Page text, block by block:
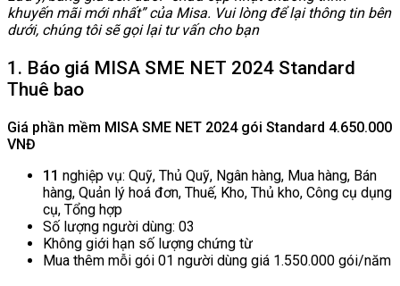
khuyến mãi mới nhất” của Misa. Vui lòng để lại thông tin bên
dưới, chúng tôi sẽ gọi lại tư vấn cho bạn
1. Báo giá MISA SME NET 2024 Standard
Thuê bao
Giá phần mềm MISA SME NET 2024 gói Standard 4.650.000
VNĐ
11 nghiệp vụ: Quỹ, Thủ Quỹ, Ngân hàng, Mua hàng, Bán
hàng, Quản lý hoá đơn, Thuế, Kho, Thủ kho, Công cụ dụng
cụ, Tổng hợp
Số lượng người dùng: 03
Không giới hạn số lượng chứng từ
Mua thêm mỗi gói 01 người dùng giá 1.550.000 gói/năm